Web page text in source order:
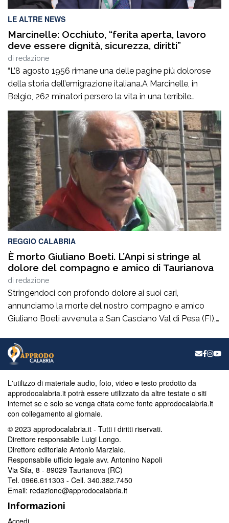
LE ALTRE NEWS
Marcinelle: Occhiuto, “ferita aperta, lavoro
deve essere dignità, sicurezza, diritti”
di redazione
“L’8 agosto 1956 rimane una delle pagine più dolorose
della storia dell’emigrazione italiana.A Marcinelle, in
Belgio, 262 minatori persero la vita in una terribile
tragedia, 136 erano italiani e tra loro c’erano moltissimi
calabresi.Settant’anni dopo, il tempo non può cancellare
il dolore di quelle famiglie e il sacrificio di quegli uomini
che avevano lasciato la […]
REGGIO CALABRIA
È morto Giuliano Boeti. L’Anpi si stringe al
dolore del compagno e amico di Taurianova
di redazione
Stringendoci con profondo dolore ai suoi cari,
annunciamo la morte del nostro compagno e amico
Giuliano Boeti avvenuta a San Casciano Val di Pesa (FI),
passione ha fatto parte di quella schiera di comunisti, di
uomini di sinistra, di democratici taurianovesi che non
hanno mai […]
L'utilizzo di materiale audio, foto, video e testo prodotto da
approdocalabria.it potrà essere utilizzato da altre testate o siti
internet se e solo se venga citata come fonte approdocalabria.it
con collegamento al giornale.
© 2023 approdocalabria.it - Tutti i diritti riservati.
Direttore responsabile Luigi Longo.
Direttore editoriale Antonio Marziale.
Responsabile ufficio legale avv. Antonino Napoli
Via Sila, 8 - 89029 Taurianova (RC)
Tel. 0966.611303 - Cell. 340.382.7450
Email: redazione@approdocalabria.it
Informazioni
Accedi